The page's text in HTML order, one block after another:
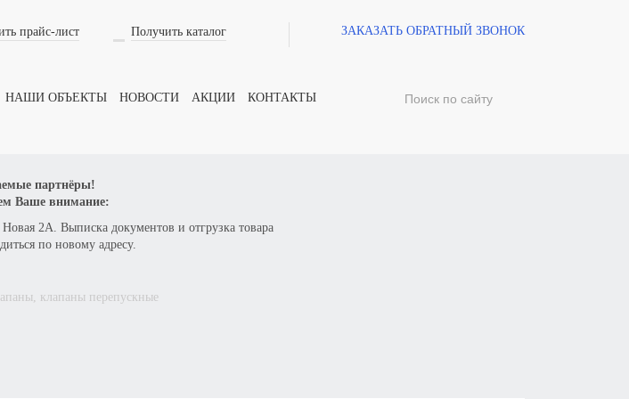
прайс-лист Получить каталог ЗАКАЗАТЬ ОБРАТНЫЙ ЗВОНОК
НАШИ ОБЪЕКТЫ НОВОСТИ АКЦИИ КОНТАКТЫ
партнёры!
Ваше внимание:
2А. Выписка документов и отгрузка товара
по новому адресу.
клапаны перепускные